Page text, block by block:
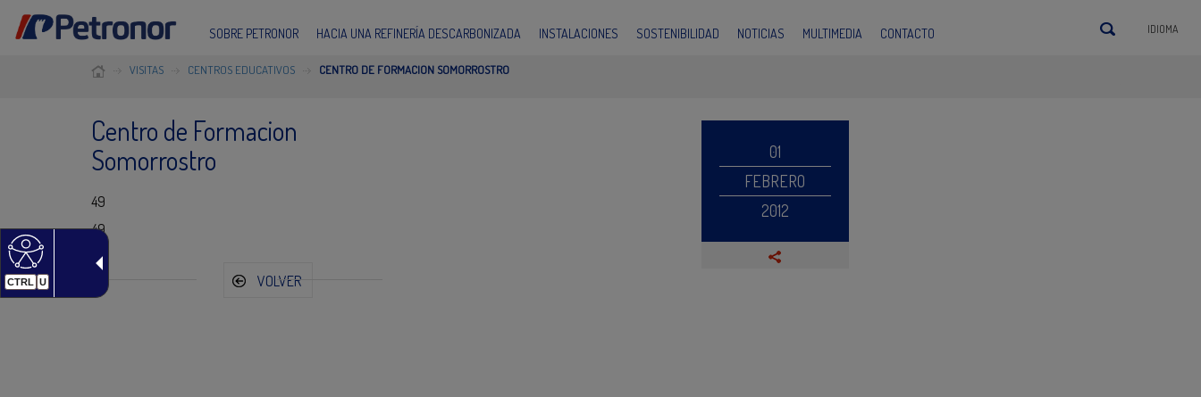
CTRL U
SOBRE PETRONOR HACIA UNA REFINERÍA DESCARBONIZADA INSTALACIONES SOSTENIBILIDAD NOTICIAS MULTIMEDIA CONTACTO IDIOMA
VISITAS CENTROS EDUCATIVOS CENTRO DE FORMACION SOMORROSTRO
Centro de Formacion
Somorrostro
49
49
VOLVER
01
FEBRERO
2012